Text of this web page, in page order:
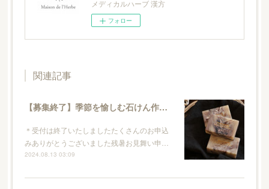
メディカルハーブ 漢方
フォロー
関連記事
【募集終了】季節を愉しむ石けん作り / 9月 マカデミアのココナツクリーム石けん
＊受付は終了いたしましたたくさんのお申込
みありがとうございました残暑お見舞い申…
2024.08.13 03:09